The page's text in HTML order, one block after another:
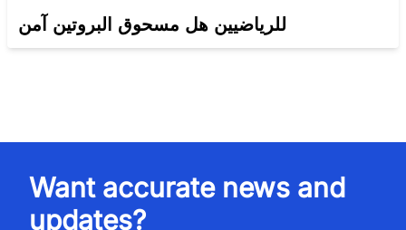
للرياضيين هل مسحوق البروتين آمن
Want accurate news and
updates?